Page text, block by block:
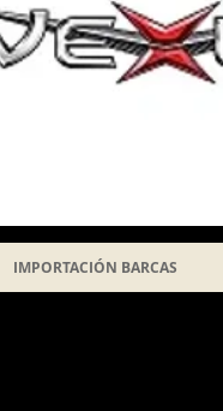
IMPORTACIÓN BARCAS